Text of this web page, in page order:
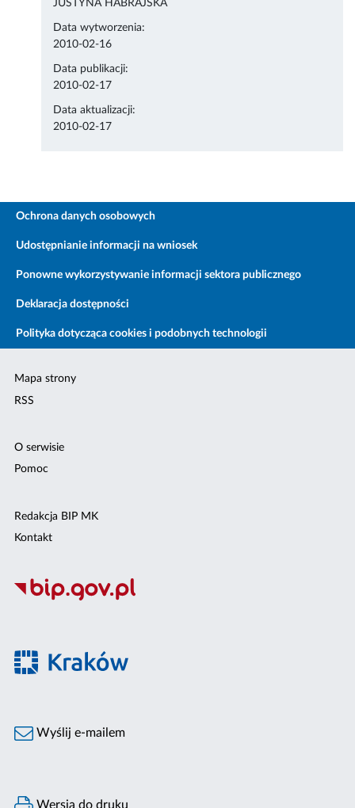
JUSTYNA HABRAJSKA
Data wytworzenia:
2010-02-16
Data publikacji:
2010-02-17
Data aktualizacji:
2010-02-17
Ochrona danych osobowych
Udostępnianie informacji na wniosek
Ponowne wykorzystywanie informacji sektora publicznego
Deklaracja dostępności
Polityka dotycząca cookies i podobnych technologii
Mapa strony
RSS
O serwisie
Pomoc
Redakcja BIP MK
Kontakt
Wyślij e-mailem
Wersja do druku